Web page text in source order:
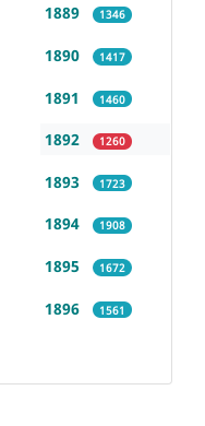
1889 1346
1890 1417
1891 1460
1892 1260
1893 1723
1894 1908
1895 1672
1896 1561